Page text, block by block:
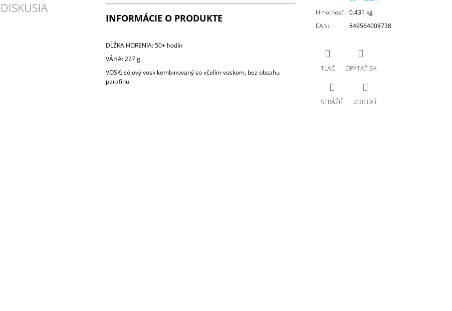
DISKUSIA
INFORMÁCIE O PRODUKTE
DĹŽKA HORENIA: 50+ hodín
VÁHA: 227 g
VOSK: sójový vosk kombinovaný so včelím voskom, bez obsahu
parafínu
Hmotnosť: 0.431 kg
EAN: 849564008738
TLAČ OPÝTAŤ SA
STRÁŽIŤ ZDIEĽAŤ